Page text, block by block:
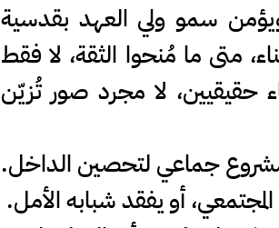
ويؤمن سمو ولي العهد بقدسية
متى ما مُنحوا الثقة، لا فقط
حقيقيين، لا مجرد صور تُزيّن
مشروع جماعي لتحصين الداخل.
أو يفقد شبابه الأمل.